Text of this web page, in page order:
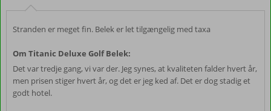
Stranden er meget fin. Belek er let tilgængelig med taxa
Om Titanic Deluxe Golf Belek:
Det var tredje gang, vi var der. Jeg synes, at kvaliteten falder hvert år,
men prisen stiger hvert år, og det er jeg ked af. Det er dog stadig et
godt hotel.